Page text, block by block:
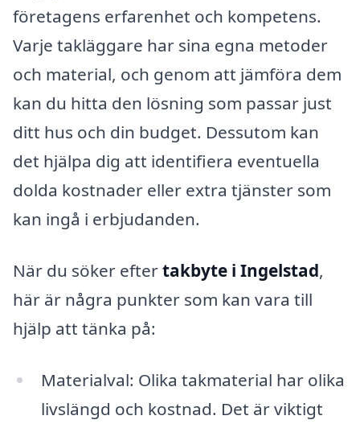
företagens erfarenhet och kompetens.
Varje takläggare har sina egna metoder
och material, och genom att jämföra dem
kan du hitta den lösning som passar just
ditt hus och din budget. Dessutom kan
det hjälpa dig att identifiera eventuella
dolda kostnader eller extra tjänster som
kan ingå i erbjudanden.
När du söker eftertakbyte i Ingelstad,
här är några punkter som kan vara till
hjälp att tänka på:
Materialval: Olika takmaterial har olika
livslängd och kostnad. Det är viktigt